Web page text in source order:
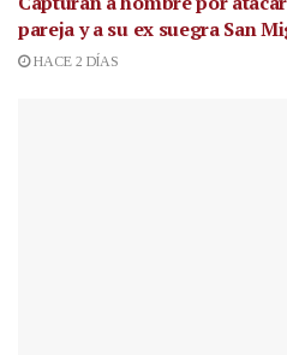
pareja y a su ex suegra San
HACE 2 DÍAS